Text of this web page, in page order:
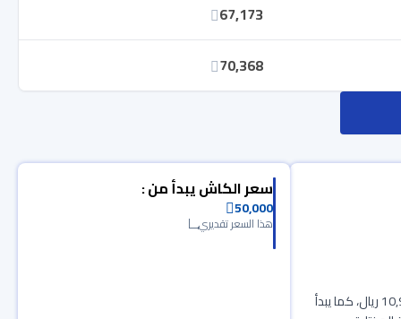
67,173
70,368
وبدفعة أخيرة 10,930 ريال، كما يبدأ
سعر الكاش يبدأ من :
50,000
هذا السعر تقديري